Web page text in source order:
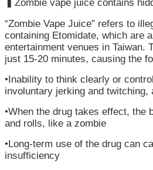
各
衛
生
測
驗
核
▍Zombie vape juice contains
“Zombie Vape Juice” refers to
containing Etomidate, which are
entertainment venues in Taiwan.
just 15-20 minutes, causing the
•Inability to think clearly or
involuntary jerking and twitching,
•When the drug takes effect, the
and rolls, like a zombie
•Long-term use of the drug can
insufficiency